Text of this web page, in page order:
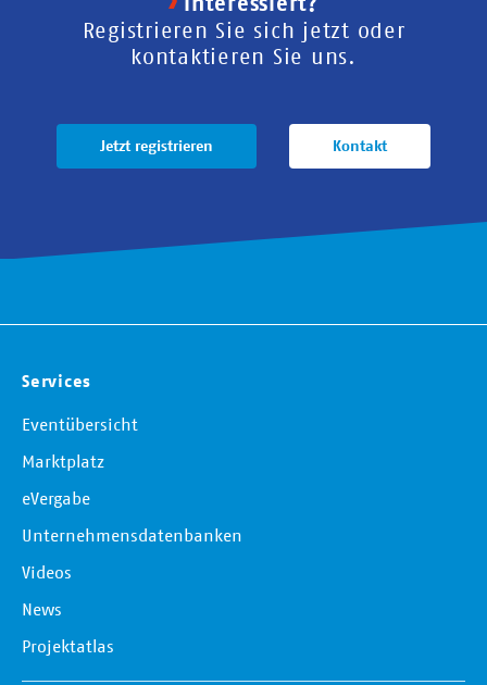
Registrieren Sie sich jetzt oder
kontaktieren Sie uns.
Jetzt registrieren Kontakt
Services
Eventübersicht
Marktplatz
eVergabe
Unternehmensdatenbanken
Videos
News
Projektatlas